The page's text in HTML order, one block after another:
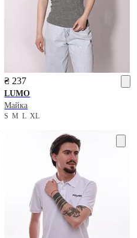
₴ 237
LUMO
Майка
SMLXL